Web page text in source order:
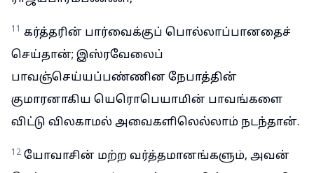
11 கர்த்தரின் பார்வைக்குப் பொல்லாப்பானதைச்
செய்தான்; இஸ்ரவேலைப்
பாவஞ்செய்யப்பண்ணின நேபாத்தின்
குமாரனாகிய யெரொபெயாமின் பாவங்களை
விட்டு விலகாமல் அவைகளிலெல்லாம் நடந்தான்.
12 யோவாசின் மற்ற வர்த்தமானங்களும், அவன்